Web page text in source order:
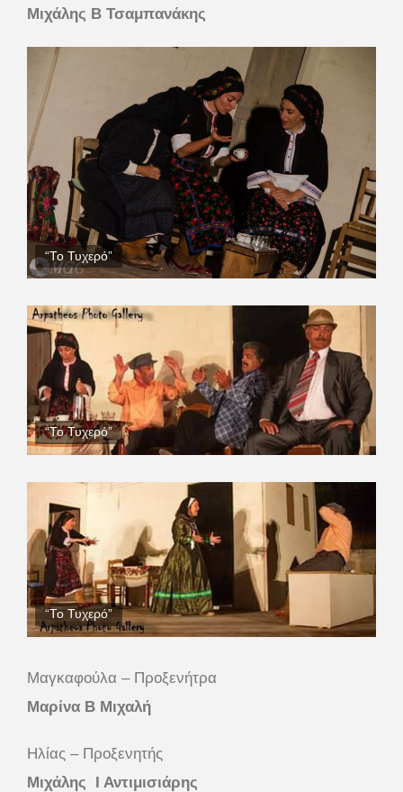
Μιχάλης Β Τσαμπανάκης
“Το Τυχερό”
“Το Τυχερό”
“Το Τυχερό”
Μαγκαφούλα – Προξενήτρα
Μαρίνα Β Μιχαλή
Ηλίας – Προξενητής
Μιχάλης
Ι Αντιμισιάρης